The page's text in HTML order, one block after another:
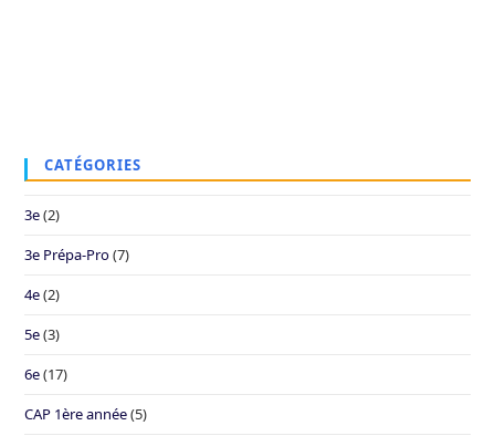
CATÉGORIES
3e(2)
3e Prépa-Pro(7)
4e(2)
5e(3)
6e(17)
CAP 1ère année(5)